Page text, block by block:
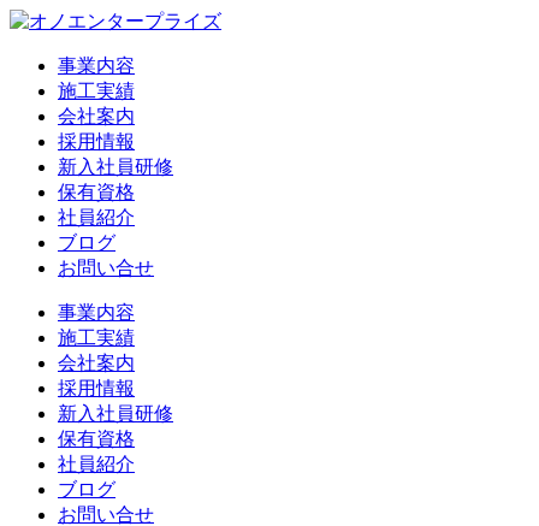
事業内容
施工実績
会社案内
採用情報
新入社員研修
保有資格
社員紹介
ブログ
お問い合せ
事業内容
施工実績
会社案内
採用情報
新入社員研修
保有資格
社員紹介
ブログ
お問い合せ